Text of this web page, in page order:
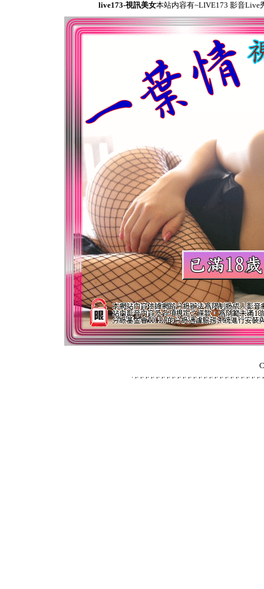
live173-視訊美女本站内容有~LIVE173 影音Live
. ,. ,. ,. ,. ,. ,. ,. ,. ,. ,. ,. ,. ,. ,. ,. ,. ,. ,. ,. ,. ,. ,. ,. ,. ,